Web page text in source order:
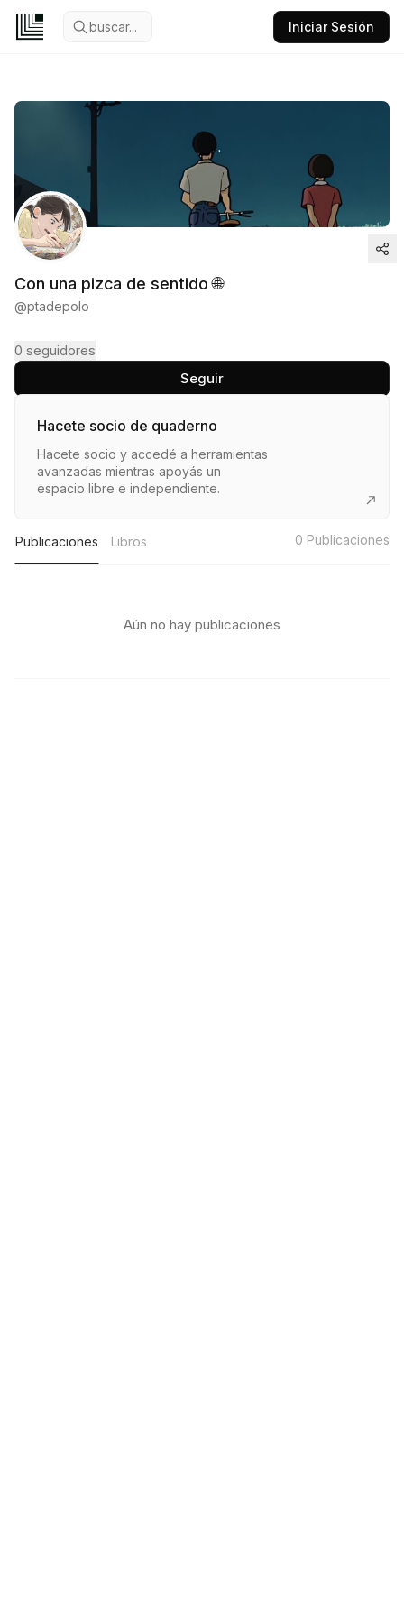
buscar... Iniciar Sesión
Con una pizca de sentido 🌐
@ptadepolo
0 seguidores
Seguir
Hacete socio de quaderno
Hacete socio y accedé a herramientas
avanzadas mientras apoyás un
espacio libre e independiente.
Publicaciones Libros 0 Publicaciones
Aún no hay publicaciones